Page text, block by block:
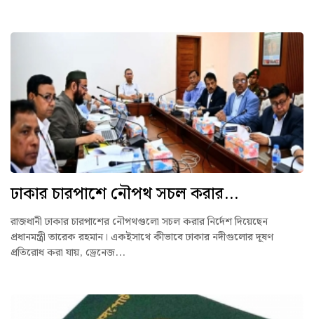
ঢাকার চারপাশে নৌপথ সচল করার...
রাজধানী ঢাকার চারপাশের নৌপথগুলো সচল করার নির্দেশ দিয়েছেন
প্রধানমন্ত্রী তারেক রহমান। একইসাথে কীভাবে ঢাকার নদীগুলোর দূষণ
প্রতিরোধ করা যায়, ড্রেনেজ...